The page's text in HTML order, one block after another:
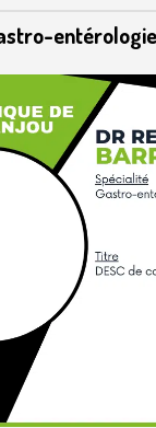
Obésité